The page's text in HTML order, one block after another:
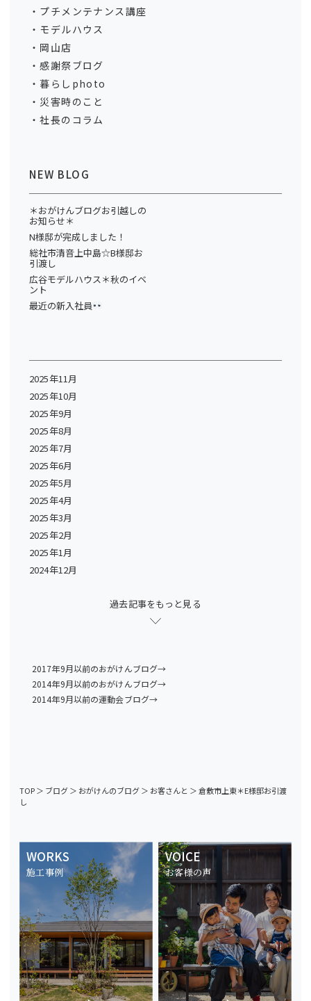
プチメンテナンス講座
モデルハウス
岡山店
感謝祭ブログ
暮らしphoto
災害時のこと
社長のコラム
NEW BLOG
＊おがけんブログお引越しの
お知らせ＊
N様邸が完成しました！
総社市清音上中島☆B様邸お
引渡し
広谷モデルハウス＊秋のイベ
ント
最近の新入社員
2025年11月
2025年10月
2025年9月
2025年8月
2025年7月
2025年6月
2025年5月
2025年4月
2025年3月
2025年2月
2025年1月
2024年12月
過去記事をもっと見る
2017年9月以前のおがけんブログ→
2014年9月以前のおがけんブログ→
2014年9月以前の運動会ブログ→
TOP＞ ブログ＞ おがけんのブログ＞ お客さんと ＞倉敷市上東＊E様邸お引渡
し
WORKS
施工事例
VOICE
お客様の声